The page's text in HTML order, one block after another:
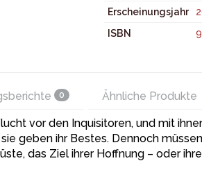
Erscheinungsjahr
ISBN
0 Ähnliche Produkte
vor den Inquisitoren, und mit
geben ihr Bestes. Dennoch
das Ziel ihrer Hoffnung – oder